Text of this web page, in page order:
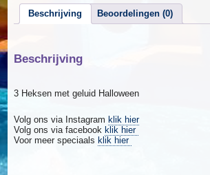
Beschrijving Beoordelingen (0)
Beschrijving
3 Heksen met geluid Halloween
Volg ons via Instagram klik hier
Volg ons via facebook klik hier
Voor meer speciaals klik hier